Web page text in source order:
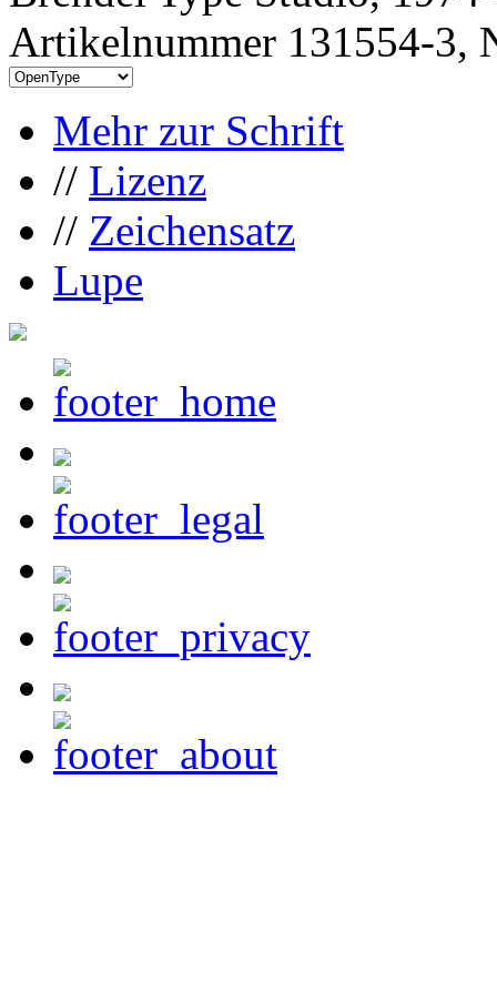
Artikelnummer 131554-3,
Mehr zur Schrift
// Lizenz
// Zeichensatz
Lupe